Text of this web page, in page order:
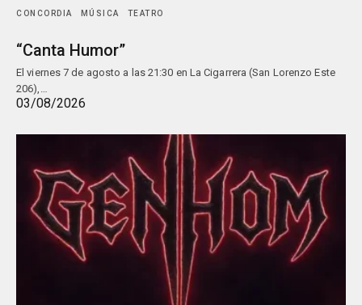
CONCORDIA MÚSICA TEATRO
“Canta Humor”
El viernes 7 de agosto a las 21:30 en La Cigarrera (San Lorenzo Este
206),…
03/08/2026